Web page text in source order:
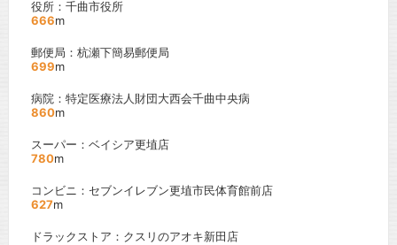
役所：千曲市役所
666m
郵便局：杭瀬下簡易郵便局
699m
病院：特定医療法人財団大西会千曲中央病
860m
スーパー：ベイシア更埴店
780m
コンビニ：セブンイレブン更埴市民体育館前店
627m
ドラックストア：クスリのアオキ新田店